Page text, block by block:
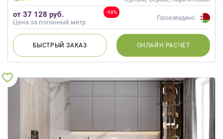
-10%
от 37 128 руб.
Цена за погонный метр
Произведено:
БЫСТРЫЙЗАКАЗ ОНЛАЙН РАСЧЕТ